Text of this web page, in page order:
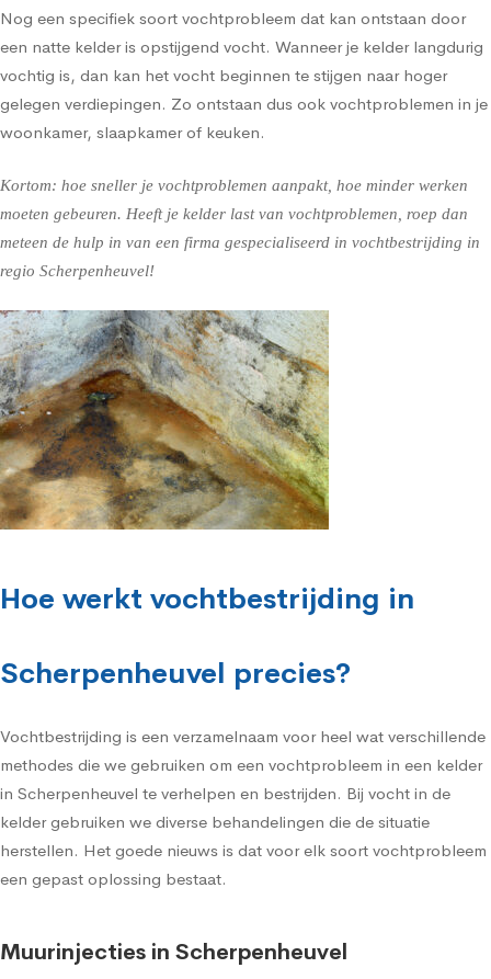
Nog een specifiek soort vochtprobleem dat kan ontstaan door
een natte kelder is opstijgend vocht. Wanneer je kelder langdurig
vochtig is, dan kan het vocht beginnen te stijgen naar hoger
gelegen verdiepingen. Zo ontstaan dus ook vochtproblemen in je
woonkamer, slaapkamer of keuken.
Kortom: hoe sneller je vochtproblemen aanpakt, hoe minder werken
moeten gebeuren. Heeft je kelder last van vochtproblemen, roep dan
meteen de hulp in van een firma gespecialiseerd in vochtbestrijding in
regio Scherpenheuvel!
Hoe werkt vochtbestrijding in
Scherpenheuvel precies?
Vochtbestrijding is een verzamelnaam voor heel wat verschillende
methodes die we gebruiken om een vochtprobleem in een kelder
in Scherpenheuvel te verhelpen en bestrijden. Bij vocht in de
kelder gebruiken we diverse behandelingen die de situatie
herstellen. Het goede nieuws is dat voor elk soort vochtprobleem
een gepast oplossing bestaat.
Muurinjecties in Scherpenheuvel